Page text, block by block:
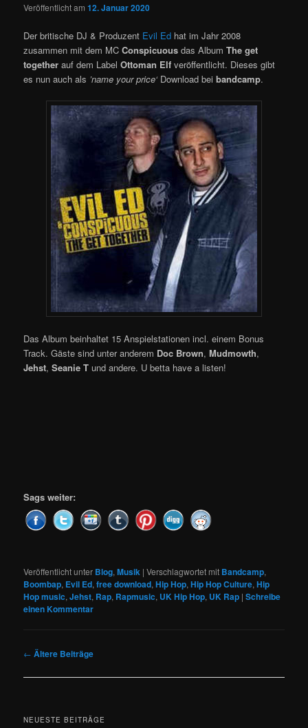
Veröffentlicht am12. Januar 2020
Der britische DJ & Produzent Evil Ed hat im Jahr 2008
zusammen mit dem MCConspicuous das AlbumThe get
together auf dem LabelOttoman Elf veröffentlicht. Dieses gibt
es nun auch als ’name your price‘Download beibandcamp.
Das Album beinhaltet 15 Anspielstationen incl. einem Bonus
Track. Gäste sind unter anderem Doc Brown,Mudmowth,
Jehst,Seanie T und andere. U betta have a listen!
Sags weiter:
Veröffentlicht unter Blog,Musik |Verschlagwortet mit Bandcamp,
Boombap, Evil Ed,free download,Hip Hop,Hip Hop Culture,Hip
Hop music,Jehst, Rap, Rapmusic, UK Hip Hop, UK Rap |Schreibe
einen Kommentar
Beitragsnavigation
← Ältere Beiträge
NEUESTE BEITRÄGE